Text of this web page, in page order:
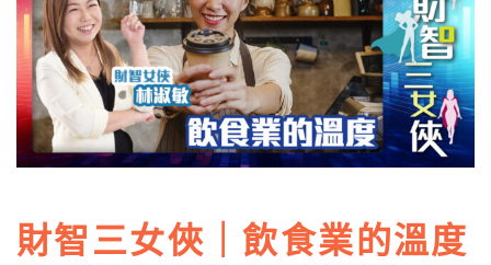
財智三女俠｜飲食業的溫度